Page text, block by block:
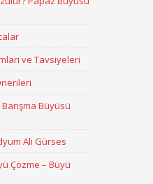
ve Tavsiyeleri
Büyüsü
Ali Gürses
Çözme – Büyü